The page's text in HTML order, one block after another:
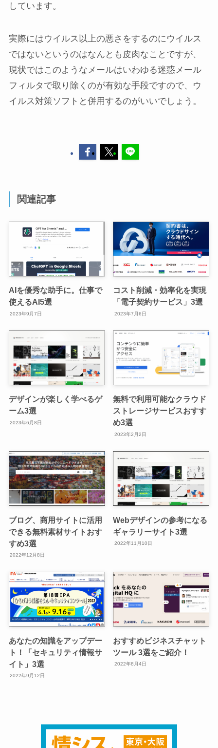
しています。
実際にはウイルス以上の悪さをするのにウイルス
ではないというのはなんとも皮肉なことですが、
現状ではこのようなメールはいわゆる迷惑メール
フィルタで取り除くのが有効な手段ですので、ウ
イルス対策ソフトと併用するのがいいでしょう。
関連記事
AIを優秀な助手に。仕事で
使えるAI5選
2023年9月7日
コスト削減・効率化を実現
「電子契約サービス」3選
2023年7月6日
デザインが楽しく学べるゲ
ーム3選
2023年6月8日
無料で利用可能なクラウド
ストレージサービスおすす
め3選
2023年2月2日
ブログ、商用サイトに活用
できる無料素材サイトおす
すめ3選
2022年12月8日
Webデザインの参考になる
ギャラリーサイト3選
2022年11月10日
あなたの知識をアップデー
ト！「セキュリティ情報サ
イト」3選
2022年9月12日
おすすめビジネスチャット
ツール 3選をご紹介！
2022年8月4日